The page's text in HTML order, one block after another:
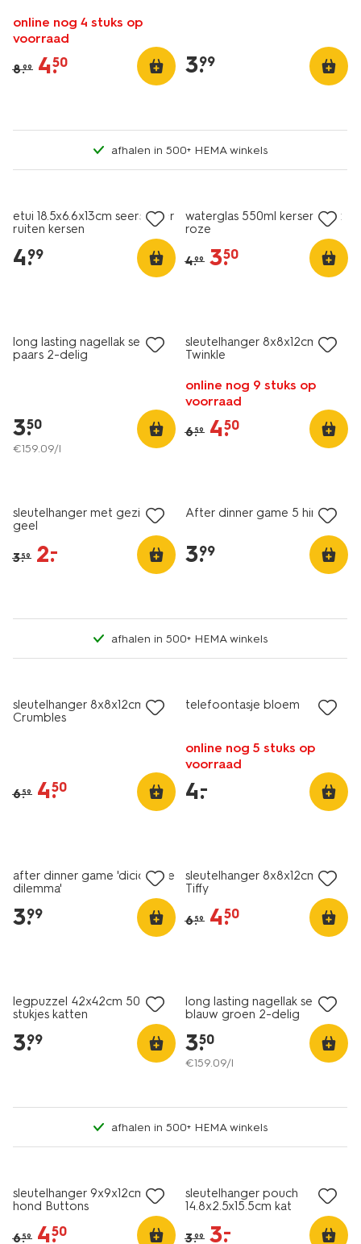
online nog 4 stuks op
voorraad
8.99 4.
50 3.
99
afhalen in 500+ HEMA winkels
etui 18.5x6.6x13cm seersucker
ruiten kersen
4.
99
waterglas 550ml kersenprint
roze
4.99 3.
50
long lasting nagellak set
paars 2-delig
3.
50
€159.09/l
sleutelhanger 8x8x12cm kat
Twinkle
online nog 9 stuks op
voorraad
6.59 4.
50
sleutelhanger met gezichtje
geel
3.59 2.
–
After dinner game 5 hints
3.
99
afhalen in 500+ HEMA winkels
sleutelhanger 8x8x12cm kat
Crumbles
6.59 4.
50
telefoontasje bloem
online nog 5 stuks op
voorraad
4.
–
after dinner game 'dicide the
dilemma'
3.
99
sleutelhanger 8x8x12cm kat
Tiffy
6.59 4.
50
legpuzzel 42x42cm 500
stukjes katten
3.
99
long lasting nagellak set
blauw groen 2-delig
3.
50
€159.09/l
afhalen in 500+ HEMA winkels
sleutelhanger 9x9x12cm
hond Buttons
6.59 4.
50
sleutelhanger pouch
14.8x2.5x15.5cm kat
3.99 3.
–